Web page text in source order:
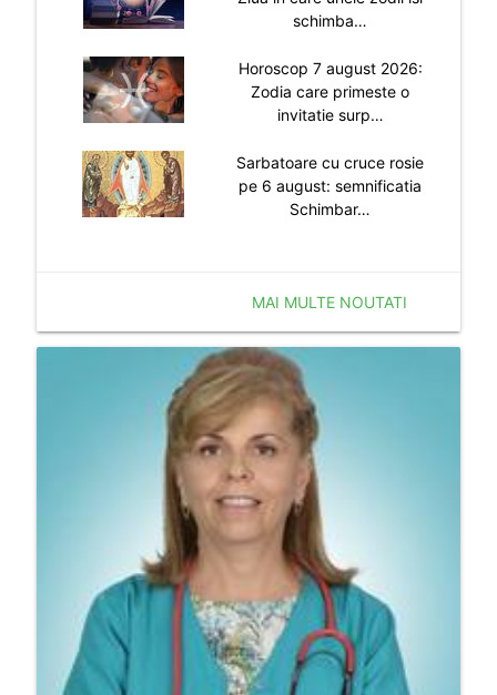
schimba…
Horoscop 7 august 2026:
Zodia care primeste o
invitatie surp…
Sarbatoare cu cruce rosie
pe 6 august: semnificatia
Schimbar…
MAI MULTE NOUTATI